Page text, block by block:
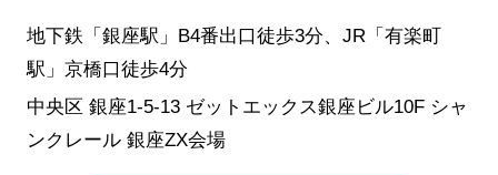
地下鉄「銀座駅」B4番出口徒歩3分、JR「有楽町
駅」京橋口徒歩4分
中央区 銀座1-5-13 ゼットエックス銀座ビル10F シャ
ンクレール 銀座ZX会場